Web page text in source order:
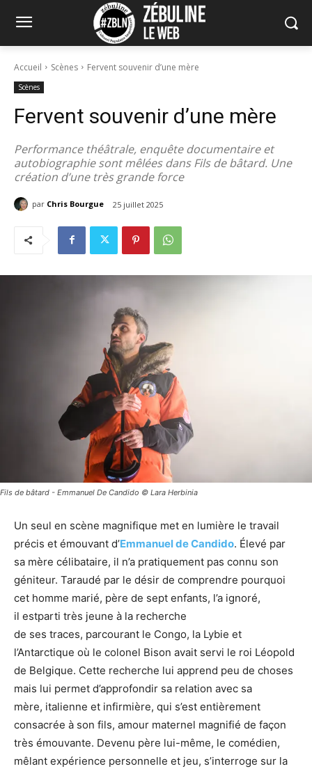
Accueil Scènes Fervent souvenir d’une mère
Scènes
Fervent souvenir d’une mère
Performance théâtrale, enquête documentaire et
autobiographie sont mêlées dans Fils de bâtard. Une
création d’une très grande force
par Chris Bourgue 25 juillet 2025
Fils de bâtard - Emmanuel De Candido © Lara Herbinia
Un seul en scène magnifique met en lumière le travail
précis et émouvant d’Emmanuel de Candido. Élevé par
sa mère célibataire, il n’a pratiquement pas connu son
géniteur. Taraudé par le désir de comprendre pourquoi
cet homme marié, père de sept enfants, l’a ignoré,
il estparti très jeune à la recherche
de ses traces, parcourant le Congo, la Lybie et
l’Antarctique où le colonel Bison avait servi le roi Léopold
de Belgique. Cette recherche lui apprend peu de choses
mais lui permet d’approfondir sa relation avec sa
mère, italienne et infirmière, qui s’est entièrement
consacrée à son fils, amour maternel magnifié de façon
très émouvante. Devenu père lui-même, le comédien,
mêlant expérience personnelle et jeu, s’interroge sur la